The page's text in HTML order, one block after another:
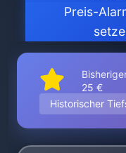
Preis-
25 €
Historischer